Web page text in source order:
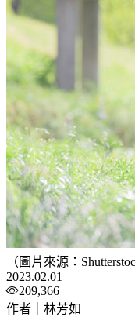
（圖片來源：
2023.02.01
209,366
作者｜林芳如